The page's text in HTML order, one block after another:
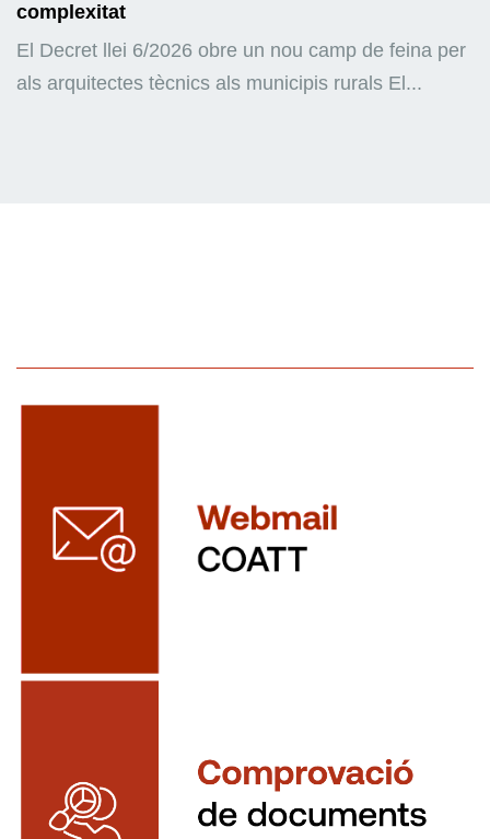
complexitat
El Decret llei 6/2026 obre un nou camp de feina per
als arquitectes tècnics als municipis rurals El...